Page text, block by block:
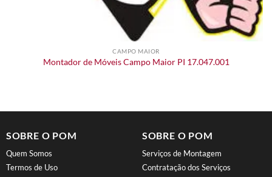
CAMPO MAIOR
Montador de Móveis Campo Maior PI 17.047.001
SOBRE O POM
Quem Somos
Termos de Uso
SOBRE O POM
Serviços de Montagem
Contratação dos Serviços